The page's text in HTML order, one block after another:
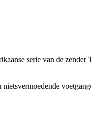
serie van de zender